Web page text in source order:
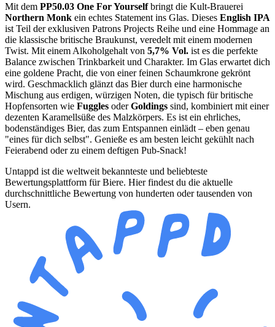
Mit dem PP50.03 One For Yourselfbringt die Kult-Brauerei
Northern Monk ein echtes Statement ins Glas. Dieses English IPA
ist Teil der exklusiven Patrons Projects Reihe und eine Hommage an
die klassische britische Braukunst, veredelt mit einem modernen
Twist. Mit einem Alkoholgehalt von 5,7% Vol. ist es die perfekte
Balance zwischen Trinkbarkeit und Charakter. Im Glas erwartet dich
eine goldene Pracht, die von einer feinen Schaumkrone gekrönt
wird. Geschmacklich glänzt das Bier durch eine harmonische
Mischung aus erdigen, würzigen Noten, die typisch für britische
Hopfensorten wie Fuggles oderGoldings sind, kombiniert mit einer
dezenten Karamellsüße des Malzkörpers. Es ist ein ehrliches,
bodenständiges Bier, das zum Entspannen einlädt – eben genau
"eines für dich selbst". Genieße es am besten leicht gekühlt nach
Feierabend oder zu einem deftigen Pub-Snack!
Untappd ist die weltweit bekannteste und beliebteste
Bewertungsplattform für Biere. Hier findest du die aktuelle
durchschnittliche Bewertung von hunderten oder tausenden von
Usern.